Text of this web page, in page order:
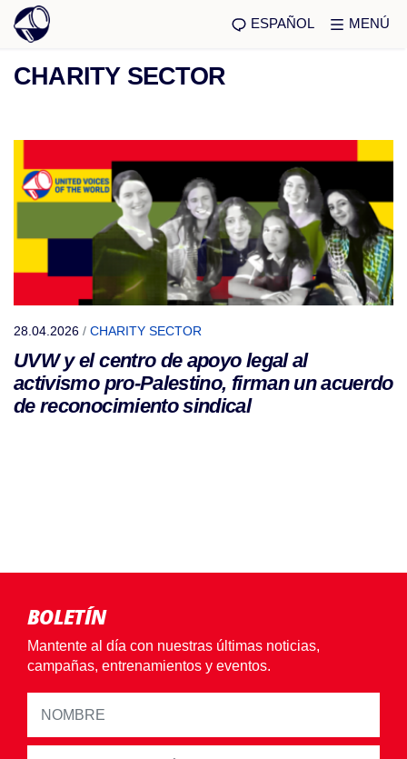
ESPAÑOL MENÚ
CHARITY SECTOR
28.04.2026 / CHARITY SECTOR
UVW y el centro de apoyo legal al
activismo pro-Palestino, firman un acuerdo
de reconocimiento sindical
BOLETÍN
Mantente al día con nuestras últimas noticias,
campañas, entrenamientos y eventos.